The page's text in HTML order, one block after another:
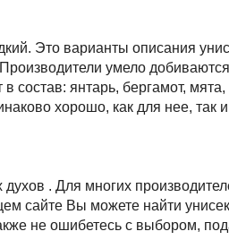
Это варианты описания
умело
состав: янтарь, бергамот,
хорошо, как для нее, так
. Для многих
сайте Вы можете найти
не ошибетесь с выбором,